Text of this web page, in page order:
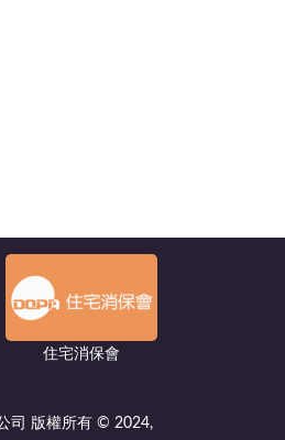
住宅消保會
司 版權所有 © 2024,